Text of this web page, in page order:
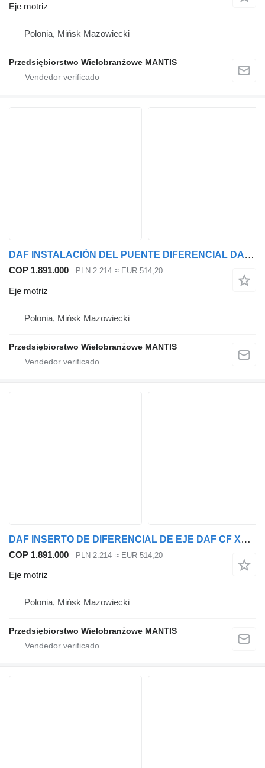
Eje motriz
Polonia, Mińsk Mazowiecki
Przedsiębiorstwo Wielobranżowe MANTIS
DAF INSTALACIÓN DEL PUENTE DIFERENCIAL DAF CF XF 105 37:14 EURO 5 eje motriz para cabeza tractora
COP 1.891.000 PLN 2.214 ≈ EUR 514,20
Eje motriz
Polonia, Mińsk Mazowiecki
Przedsiębiorstwo Wielobranżowe MANTIS
DAF INSERTO DE DIFERENCIAL DE EJE DAF CF XF 105 43:17 eje motriz para cabeza tractora
COP 1.891.000 PLN 2.214 ≈ EUR 514,20
Eje motriz
Polonia, Mińsk Mazowiecki
Przedsiębiorstwo Wielobranżowe MANTIS